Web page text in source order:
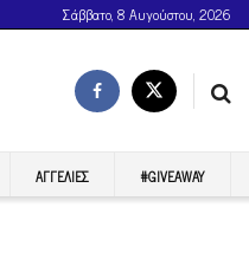
Σάββατο, 8 Αυγούστου, 2026
ΑΓΓΕΛΊΕΣ #GIVEAWAY